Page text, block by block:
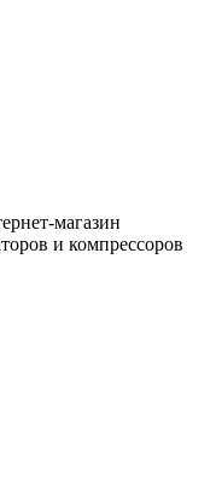
магазин
и компрессоров